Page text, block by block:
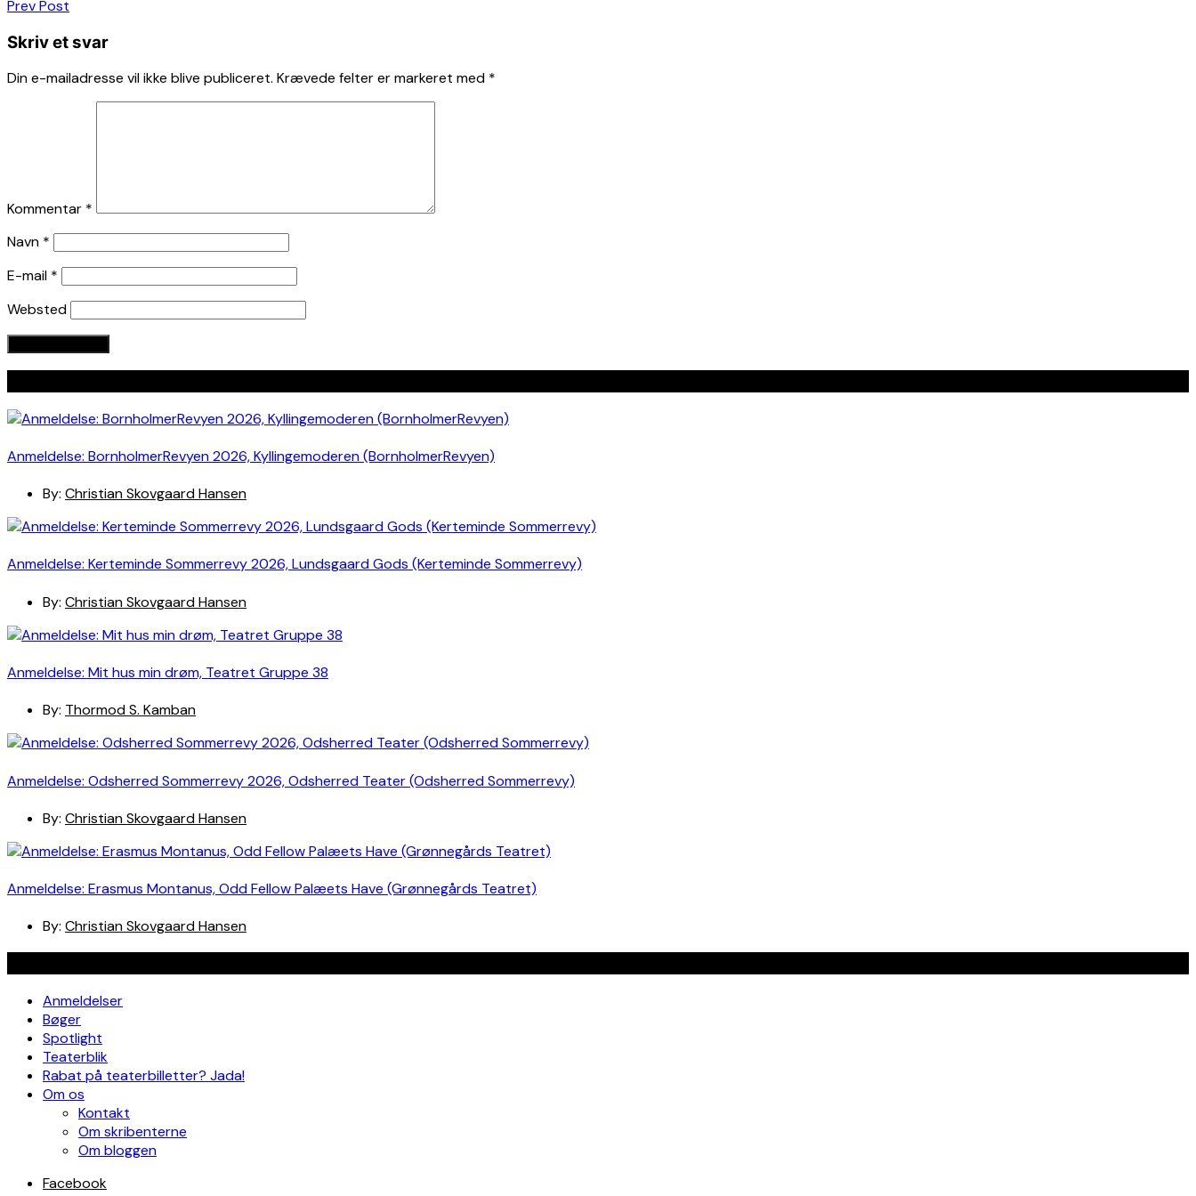
Indlægsnavigation
Prev Post
Skriv et svar
Din e-mailadresse vil ikke blive publiceret. Krævede felter er markeret med *
Kommentar *
Navn *
E-mail *
Websted
Anmeldelse: BornholmerRevyen 2026, Kyllingemoderen (BornholmerRevyen)
By: Christian Skovgaard Hansen
Anmeldelse: Kerteminde Sommerrevy 2026, Lundsgaard Gods (Kerteminde Sommerrevy)
By: Christian Skovgaard Hansen
Anmeldelse: Mit hus min drøm, Teatret Gruppe 38
By: Thormod S. Kamban
Anmeldelse: Odsherred Sommerrevy 2026, Odsherred Teater (Odsherred Sommerrevy)
By: Christian Skovgaard Hansen
Anmeldelse: Erasmus Montanus, Odd Fellow Palæets Have (Grønnegårds Teatret)
By: Christian Skovgaard Hansen
Anmeldelser
Bøger
Spotlight
Teaterblik
Rabat på teaterbilletter? Jada!
Om os
Kontakt
Om skribenterne
Om bloggen
Facebook